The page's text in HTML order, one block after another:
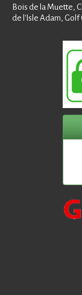
Bois de la Muette,
de l'Isle Adam, Golf